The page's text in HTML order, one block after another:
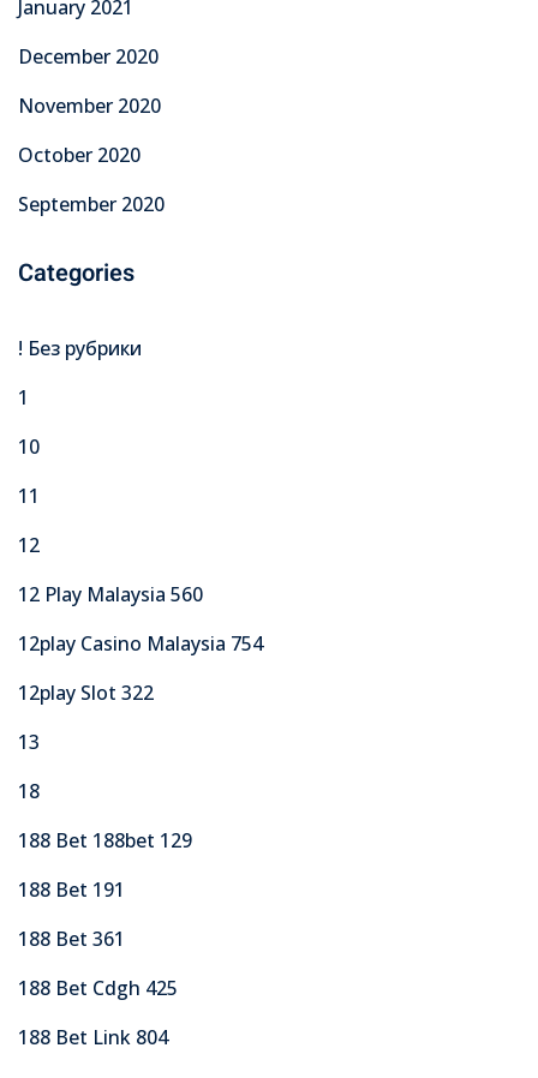
January 2021
December 2020
November 2020
October 2020
September 2020
Categories
! Без рубрики
1
10
11
12
12 Play Malaysia 560
12play Casino Malaysia 754
12play Slot 322
13
18
188 Bet 188bet 129
188 Bet 191
188 Bet 361
188 Bet Cdgh 425
188 Bet Link 804